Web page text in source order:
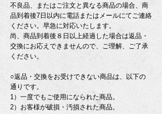
不良品、またはご注文と異なる商品の場合、商
品到着後7日以内に電話またはメールにてご連絡
ください。早急に対応いたします。
尚、商品到着後８日以上経過した場合は返品・
交換にお応えできませんので、ご理解、ご了承
ください。
○返品・交換をお受けできない商品は、以下の
通りです。
1）一度でもご使用になられた商品。
2）お客様が破損・汚損された商品。